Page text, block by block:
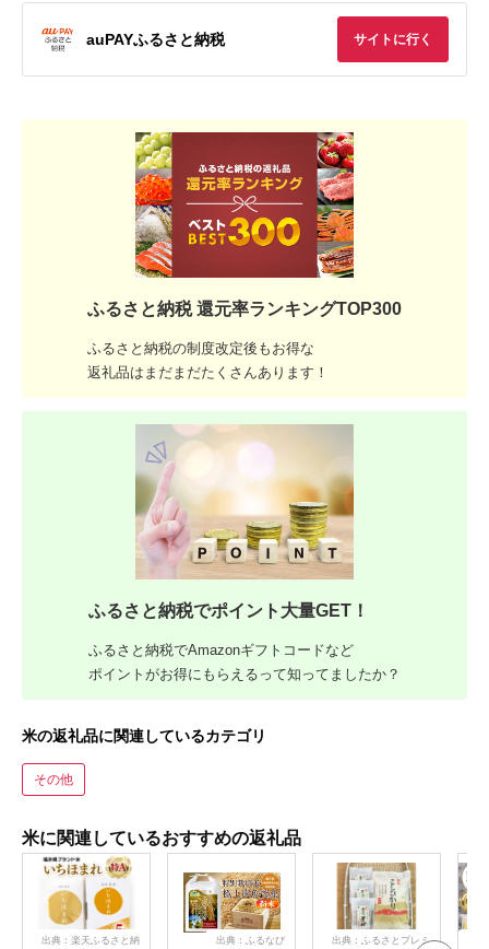
auPAYふるさと納税 サイトに行く
ふるさと納税 還元率ランキングTOP300
ふるさと納税の制度改定後もお得な
返礼品はまだまだたくさんあります！
ふるさと納税でポイント大量GET！
ふるさと納税でAmazonギフトコードなど
ポイントがお得にもらえるって知ってましたか？
米の返礼品に関連しているカテゴリ
その他
米に関連しているおすすめの返礼品
出典：楽天ふるさと納
出典：ふるなび
出典：ふるさとプレミ